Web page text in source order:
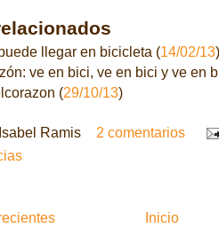
llegar en bicicleta (14/02/13)
ve en bici, ve en bici y ve en
(29/10/13)
Isabel Ramis
2 comentarios
Inicio